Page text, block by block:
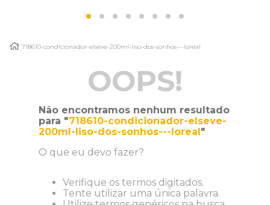
718610-condicionador-elseve-200ml-liso-dos-sonhos---loreal
OOPS!
Não encontramos nenhum resultado
para "718610-condicionador-elseve-
200ml-liso-dos-sonhos---loreal"
O que eu devo fazer?
Verifique os termos digitados.
Tente utilizar uma única palavra.